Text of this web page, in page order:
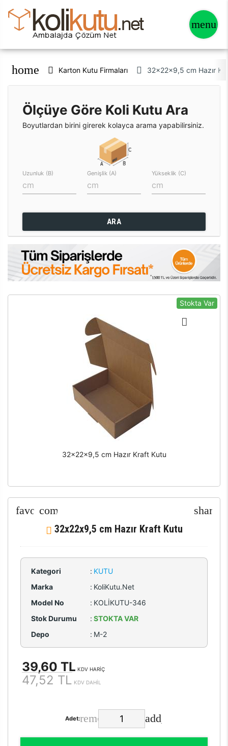
home Karton Kutu Firmaları 32x22x9,5 cm Hazır
Ölçüye Göre Koli Kutu Ara
Boyutlardan birini girerek kolayca arama yapabilirsiniz.
Uzunluk (B) Genişlik (A) Yükseklik (C)
ARA
Stokta Var
32x22x9,5 cm Hazır Kraft Kutu
32x22x9,5 cm Hazır Kraft Kutu
Kategori : KUTU
Marka
: KoliKutu.Net
Model No
: KOLİKUTU-346
Stok Durumu
: STOKTA VAR
Depo
: M-2
39,60 TL KDV HARİÇ
47,52 TL KDV DAHİL
Adet: